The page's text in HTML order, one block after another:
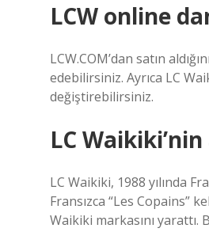
LCW online
LCW.COM’dan satın
edebilirsiniz. Ayrıca LC
değiştirebilirsiniz.
LC Waikiki’nin
LC Waikiki, 1988 yılında
Fransızca “Les Copains”
Waikiki markasını yarattı.